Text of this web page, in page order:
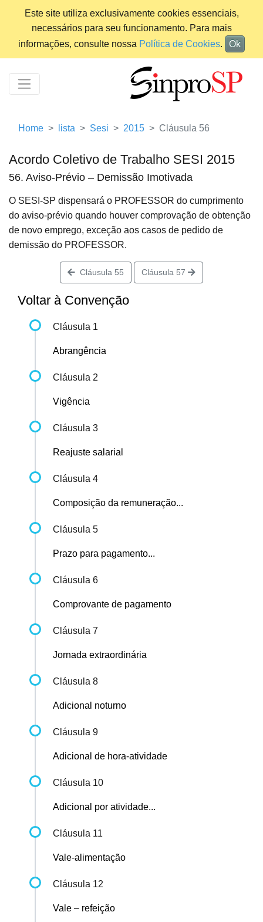
Este site utiliza exclusivamente cookies essenciais,
necessários para seu funcionamento. Para mais
informações, consulte nossa Política de Cookies. Ok
Home lista Sesi 2015 Cláusula 56
Acordo Coletivo de Trabalho SESI 2015
56. Aviso-Prévio – Demissão Imotivada
O SESI-SP dispensará o PROFESSOR do cumprimento
do aviso-prévio quando houver comprovação de obtenção
de novo emprego, exceção aos casos de pedido de
demissão do PROFESSOR.
Cláusula 55 Cláusula 57
Voltar à Convenção
Cláusula 1
Abrangência
Cláusula 2
Vigência
Cláusula 3
Reajuste salarial
Cláusula 4
Composição da remuneração...
Cláusula 5
Prazo para pagamento...
Cláusula 6
Comprovante de pagamento
Cláusula 7
Jornada extraordinária
Cláusula 8
Adicional noturno
Cláusula 9
Adicional de hora-atividade
Cláusula 10
Adicional por atividade...
Cláusula 11
Vale-alimentação
Cláusula 12
Vale – refeição